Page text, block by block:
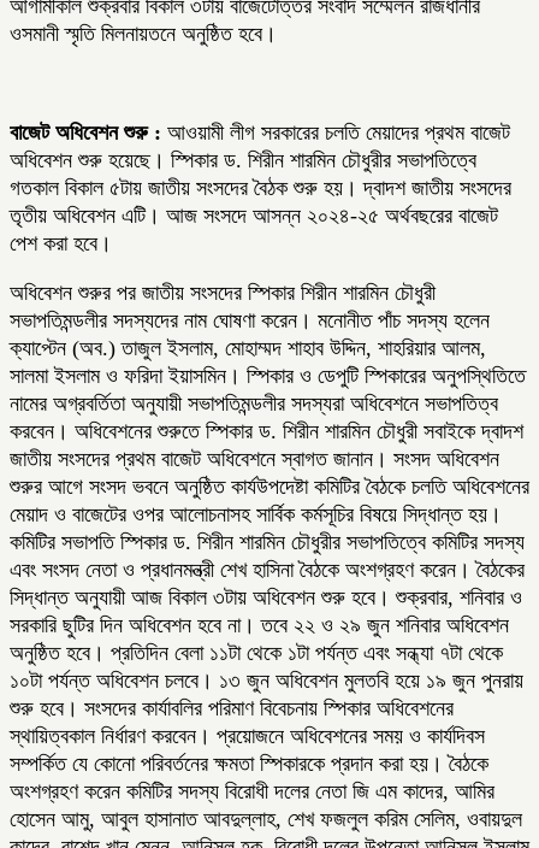
আগামীকাল শুক্রবার বিকাল ৩টায় বাজেটোত্তর সংবাদ সম্মেলন রাজধানীর
ওসমানী স্মৃতি মিলনায়তনে অনুষ্ঠিত হবে।
বাজেট অধিবেশন শুরু : আওয়ামী লীগ সরকারের চলতি মেয়াদের প্রথম বাজেট
অধিবেশন শুরু হয়েছে। স্পিকার ড. শিরীন শারমিন চৌধুরীর সভাপতিত্বে
গতকাল বিকাল ৫টায় জাতীয় সংসদের বৈঠক শুরু হয়। দ্বাদশ জাতীয় সংসদের
তৃতীয় অধিবেশন এটি। আজ সংসদে আসন্ন ২০২৪-২৫ অর্থবছরের বাজেট
পেশ করা হবে।
অধিবেশন শুরুর পর জাতীয় সংসদের স্পিকার শিরীন শারমিন চৌধুরী
সভাপতিমন্ডলীর সদস্যদের নাম ঘোষণা করেন। মনোনীত পাঁচ সদস্য হলেন
ক্যাপ্টেন (অব.) তাজুল ইসলাম, মোহাম্মদ শাহাব উদ্দিন, শাহরিয়ার আলম,
সালমা ইসলাম ও ফরিদা ইয়াসমিন। স্পিকার ও ডেপুটি স্পিকারের অনুপস্থিতিতে
নামের অগ্রবর্তিতা অনুযায়ী সভাপতিমন্ডলীর সদস্যরা অধিবেশনে সভাপতিত্ব
করবেন। অধিবেশনের শুরুতে স্পিকার ড. শিরীন শারমিন চৌধুরী সবাইকে দ্বাদশ
জাতীয় সংসদের প্রথম বাজেট অধিবেশনে স্বাগত জানান। সংসদ অধিবেশন
শুরুর আগে সংসদ ভবনে অনুষ্ঠিত কার্যউপদেষ্টা কমিটির বৈঠকে চলতি অধিবেশনের
মেয়াদ ও বাজেটের ওপর আলোচনাসহ সার্বিক কর্মসূচির বিষয়ে সিদ্ধান্ত হয়।
কমিটির সভাপতি স্পিকার ড. শিরীন শারমিন চৌধুরীর সভাপতিত্বে কমিটির সদস্য
এবং সংসদ নেতা ও প্রধানমন্ত্রী শেখ হাসিনা বৈঠকে অংশগ্রহণ করেন। বৈঠকের
সিদ্ধান্ত অনুযায়ী আজ বিকাল ৩টায় অধিবেশন শুরু হবে। শুক্রবার, শনিবার ও
সরকারি ছুটির দিন অধিবেশন হবে না। তবে ২২ ও ২৯ জুন শনিবার অধিবেশন
অনুষ্ঠিত হবে। প্রতিদিন বেলা ১১টা থেকে ১টা পর্যন্ত এবং সন্ধ্যা ৭টা থেকে
১০টা পর্যন্ত অধিবেশন চলবে। ১৩ জুন অধিবেশন মুলতবি হয়ে ১৯ জুন পুনরায়
শুরু হবে। সংসদের কার্যাবলির পরিমাণ বিবেচনায় স্পিকার অধিবেশনের
স্থায়িত্বকাল নির্ধারণ করবেন। প্রয়োজনে অধিবেশনের সময় ও কার্যদিবস
সম্পর্কিত যে কোনো পরিবর্তনের ক্ষমতা স্পিকারকে প্রদান করা হয়। বৈঠকে
অংশগ্রহণ করেন কমিটির সদস্য বিরোধী দলের নেতা জি এম কাদের, আমির
হোসেন আমু, আবুল হাসানাত আবদুল্লাহ, শেখ ফজলুল করিম সেলিম, ওবায়দুল